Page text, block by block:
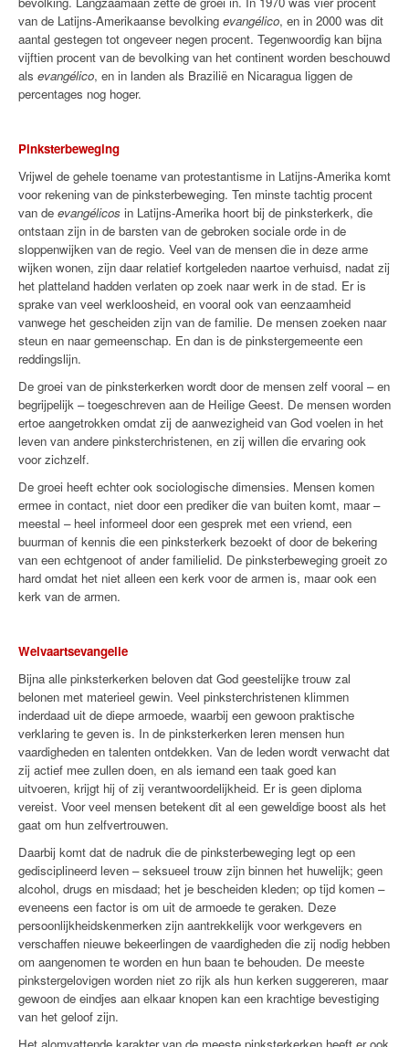
van de Latijns-Amerikaanse bevolking evangélico, en in 2000 was dit
aantal gestegen tot ongeveer negen procent. Tegenwoordig kan bijna
vijftien procent van de bevolking van het continent worden beschouwd
als evangélico, en in landen als Brazilië en Nicaragua liggen de
percentages nog hoger.
Pinksterbeweging
Vrijwel de gehele toename van protestantisme in Latijns-Amerika komt
voor rekening van de pinksterbeweging. Ten minste tachtig procent
van de evangélicos in Latijns-Amerika hoort bij de pinksterkerk, die
ontstaan zijn in de barsten van de gebroken sociale orde in de
sloppenwijken van de regio. Veel van de mensen die in deze arme
wijken wonen, zijn daar relatief kortgeleden naartoe verhuisd, nadat zij
het platteland hadden verlaten op zoek naar werk in de stad. Er is
sprake van veel werkloosheid, en vooral ook van eenzaamheid
vanwege het gescheiden zijn van de familie. De mensen zoeken naar
steun en naar gemeenschap. En dan is de pinkstergemeente een
reddingslijn.
De groei van de pinksterkerken wordt door de mensen zelf vooral – en
begrijpelijk – toegeschreven aan de Heilige Geest. De mensen worden
ertoe aangetrokken omdat zij de aanwezigheid van God voelen in het
leven van andere pinksterchristenen, en zij willen die ervaring ook
voor zichzelf.
De groei heeft echter ook sociologische dimensies. Mensen komen
ermee in contact, niet door een prediker die van buiten komt, maar –
meestal – heel informeel door een gesprek met een vriend, een
buurman of kennis die een pinksterkerk bezoekt of door de bekering
van een echtgenoot of ander familielid. De pinksterbeweging groeit zo
hard omdat het niet alleen een kerk voor de armen is, maar ook een
kerk van de armen.
Welvaartsevangelie
Bijna alle pinksterkerken beloven dat God geestelijke trouw zal
belonen met materieel gewin. Veel pinksterchristenen klimmen
inderdaad uit de diepe armoede, waarbij een gewoon praktische
verklaring te geven is. In de pinksterkerken leren mensen hun
vaardigheden en talenten ontdekken. Van de leden wordt verwacht dat
zij actief mee zullen doen, en als iemand een taak goed kan
uitvoeren, krijgt hij of zij verantwoordelijkheid. Er is geen diploma
vereist. Voor veel mensen betekent dit al een geweldige boost als het
gaat om hun zelfvertrouwen.
Daarbij komt dat de nadruk die de pinksterbeweging legt op een
gedisciplineerd leven – seksueel trouw zijn binnen het huwelijk; geen
alcohol, drugs en misdaad; het je bescheiden kleden; op tijd komen –
eveneens een factor is om uit de armoede te geraken. Deze
persoonlijkheidskenmerken zijn aantrekkelijk voor werkgevers en
verschaffen nieuwe bekeerlingen de vaardigheden die zij nodig hebben
om aangenomen te worden en hun baan te behouden. De meeste
pinkstergelovigen worden niet zo rijk als hun kerken suggereren, maar
gewoon de eindjes aan elkaar knopen kan een krachtige bevestiging
van het geloof zijn.